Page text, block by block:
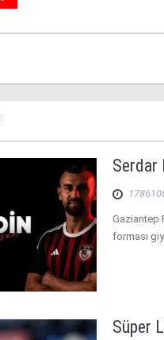
Serdar
Gaziantep
forması
Süper